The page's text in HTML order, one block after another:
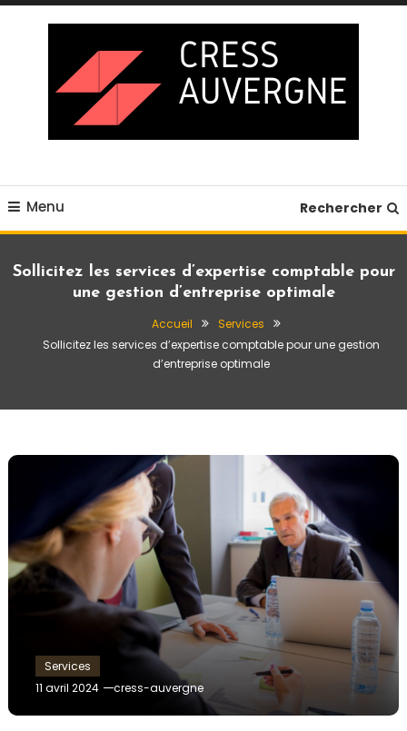
Skip
Menu Rechercher
Sollicitez les services d’expertise comptable pour
une gestion d’entreprise optimale
Accueil
Services
Sollicitez les services d’expertise comptable pour une gestion
d’entreprise optimale
Services
11 avril 2024
cress-auvergne